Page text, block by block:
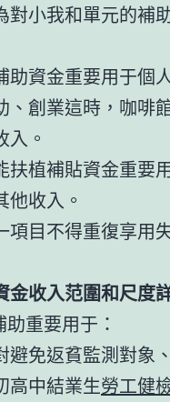
對小我和單元的補
助資金重要用于個
、創業這時，咖啡
。
扶植補貼資金重要
收入。
項目不得重復享用
金收入范圍和尺度
重要用于：
避免返貧監測對象
高中結業生勞工健